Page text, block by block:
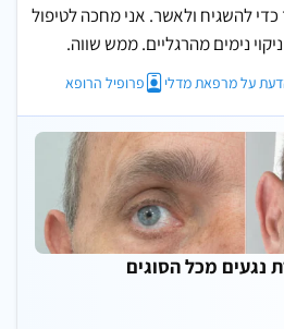
להשגיח ולאשר. אני מחכה לטיפול
נימים מהרגליים. ממש שווה.
על מרפאת מדלי פרופיל הרופא
נגעים מכל הסוגים